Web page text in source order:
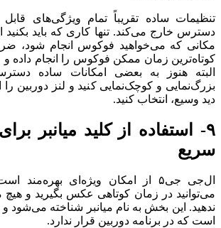
تنظیمات ساده تقریباً تمام ویژگی‌های قابل
دسترس خارج می‌کند. تنها کاری که باید
کوتاه‌ترین زمان ممکن فوکوس را انجام داده
البته هنوز به بعضی امکانات ساده
بزرگ‌نمایی و کوچک‌نمایی کنید و لنز دوربین را
دید وسیع، انتخاب کنید.
۹- استفاده از کلید میانبر
سریع
ال‌جی جی‌۵ از امکان ویژه‌ای
می‌توانید در زمان کوتاهی عکس بگیرید و
ندهید. این بخش به نام میانبر شناخته می‌شود و
است که در برنامه دوربین قرار ندارد.